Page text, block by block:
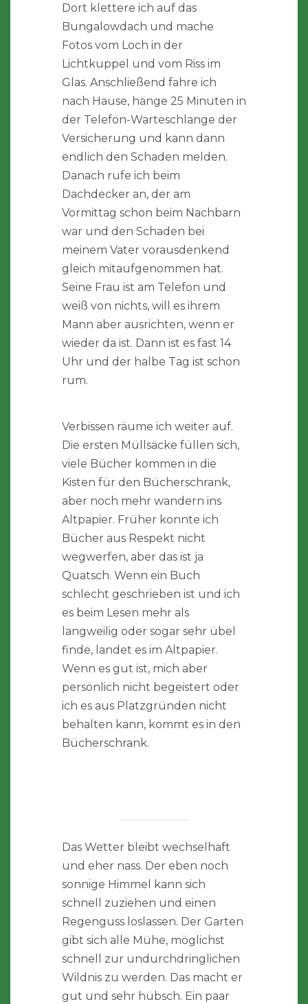
Dort klettere ich auf das
Bungalowdach und mache
Fotos vom Loch in der
Lichtkuppel und vom Riss im
Glas. Anschließend fahre ich
nach Hause, hänge 25 Minuten in
der Telefon-Warteschlange der
Versicherung und kann dann
endlich den Schaden melden.
Danach rufe ich beim
Dachdecker an, der am
Vormittag schon beim Nachbarn
war und den Schaden bei
meinem Vater vorausdenkend
gleich mitaufgenommen hat.
Seine Frau ist am Telefon und
weiß von nichts, will es ihrem
Mann aber ausrichten, wenn er
wieder da ist. Dann ist es fast 14
Uhr und der halbe Tag ist schon
rum.
Verbissen räume ich weiter auf.
Die ersten Müllsäcke füllen sich,
viele Bücher kommen in die
Kisten für den Bücherschrank,
aber noch mehr wandern ins
Altpapier. Früher konnte ich
Bücher aus Respekt nicht
wegwerfen, aber das ist ja
Quatsch. Wenn ein Buch
schlecht geschrieben ist und ich
es beim Lesen mehr als
langweilig oder sogar sehr übel
finde, landet es im Altpapier.
Wenn es gut ist, mich aber
persönlich nicht begeistert oder
ich es aus Platzgründen nicht
behalten kann, kommt es in den
Bücherschrank.
Das Wetter bleibt wechselhaft
und eher nass. Der eben noch
sonnige Himmel kann sich
schnell zuziehen und einen
Regenguss loslassen. Der Garten
gibt sich alle Mühe, möglichst
schnell zur undurchdringlichen
Wildnis zu werden. Das macht er
gut und sehr hübsch. Ein paar